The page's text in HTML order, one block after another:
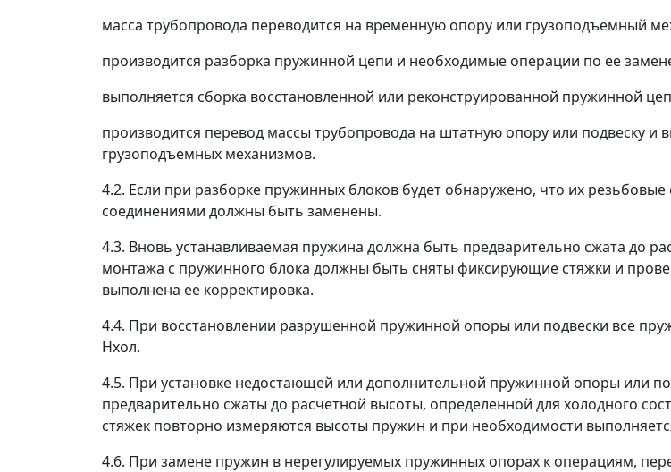
масса трубопровода переводится на временную опору или грузоподъемный
производится разборка пружинной цепи и необходимые операции по ее
выполняется сборка восстановленной или реконструированной пружинной
производится перевод массы трубопровода на штатную опору или подвеску
грузоподъемных механизмов.
4.2. Если при разборке пружинных блоков будет обнаружено, что их
соединениями должны быть заменены.
4.3. Вновь устанавливаемая пружина должна быть предварительно сжата до
монтажа с пружинного блока должны быть сняты фиксирующие стяжки и
выполнена ее корректировка.
4.4. При восстановлении разрушенной пружинной опоры или подвески все
Нхол.
4.5. При установке недостающей или дополнительной пружинной опоры или
предварительно сжаты до расчетной высоты, определенной для холодного
стяжек повторно измеряются высоты пружин и при необходимости
4.6. При замене пружин в нерегулируемых пружинных опорах к операциям,